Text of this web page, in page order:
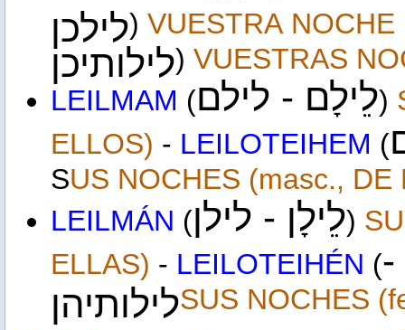
לילכן) VUESTRA NOCHE
לילותיכן) VUESTRAS
LEILMAM (לֵילָם - לילם)
ELLOS) - LEILOTEIHEM (
SUS NOCHES (masc., DE
LEILMÁN (לֵילָן - לילן)
ELLAS) - LEILOTEIHÉN (-
לילותיהןSUS NOCHES